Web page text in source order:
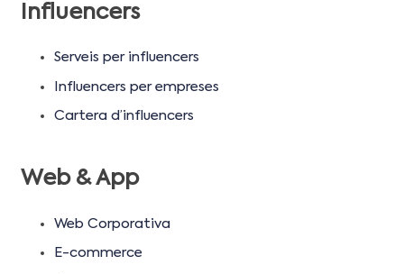
Influencers
Serveis per influencers
Influencers per empreses
Cartera d’influencers
Web & App
Web Corporativa
E-commerce